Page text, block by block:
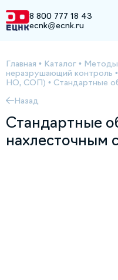
8 800 777 18 43
ecnk@ecnk.ru
Главная • Каталог • Методы
неразрушающий контроль •
НО, СОП) • Стандартные
Назад
Стандартные
нахлесточным